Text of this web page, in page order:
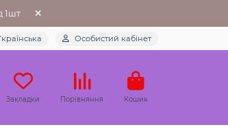
1шт
Особистий кабінет
Закладки Порівняння Кошик